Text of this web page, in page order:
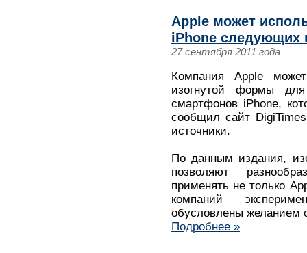
Apple может
iPhone следующих
27 сентября 2011 года
Компания Apple
изогнутой формы
смартфонов iPhone,
сообщил сайт
источники.
По данным издания,
позволяют
применять не только
компаний
обусловлены желанием
Подробнее »